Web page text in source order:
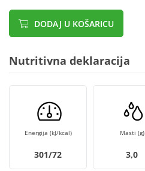
DODAJ U KOŠARICU
Nutritivna deklaracija
Energija (kJ/kcal)
301/72
Masti (g)
3,0